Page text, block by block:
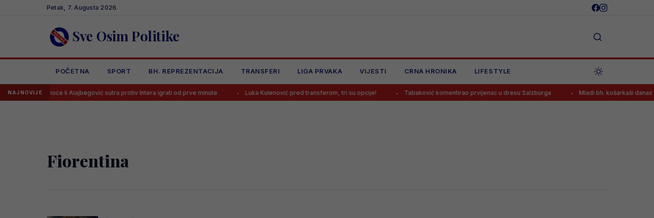
Petak, 7. Augusta 2026.
Sve Osim Politike
POČETNA SPORT BH. REPREZENTACIJA TRANSFERI LIGA PRVAKA VIJESTI CRNA HRONIKA LIFESTYLE
NAJNOVIJE
odlučio hoće li Alajbegović sutra protiv Intera igrati od prve minute Luka Kulenović pred transferom, tri su opcije! Tabaković komentirao prvijenac u dresu Salzburga Mladi bh. košarkaši danas
Fiorentina